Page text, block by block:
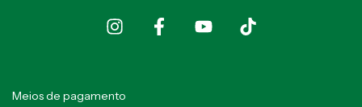
Meios de pagamento